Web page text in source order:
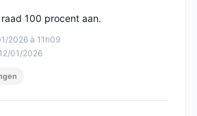
2026 à 11h09
01/2026
100 procent aan.